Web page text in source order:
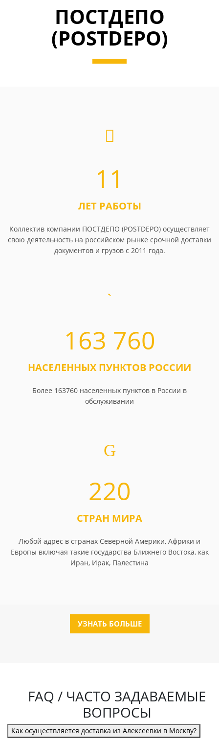
ПОСТДЕПО
(POSTDEPO)
11
ЛЕТ РАБОТЫ
Коллектив компании ПОСТДЕПО (POSTDEPO) осуществляет
свою деятельность на российском рынке срочной доставки
документов и грузов с 2011 года.
163 760
НАСЕЛЕННЫХ ПУНКТОВ РОССИИ
Более 163760 населенных пунктов в России в
обслуживании
220
СТРАН МИРА
Любой адрес в странах Северной Америки, Африки и
Европы включая такие государства Ближнего Востока, как
Иран, Ирак, Палестина
УЗНАТЬ БОЛЬШЕ
FAQ / ЧАСТО ЗАДАВАЕМЫЕ
ВОПРОСЫ
Как осуществляется доставка из Алексеевки в Москву?